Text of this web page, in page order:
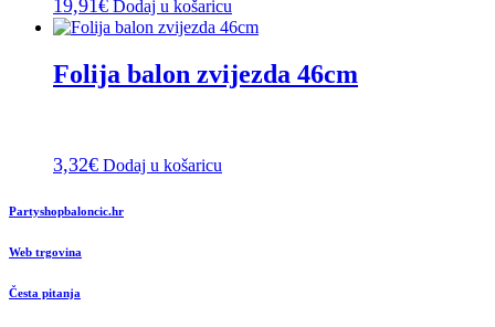
19,91€ Dodaj u košaricu
Folija balon zvijezda 46cm
3,32€ Dodaj u košaricu
Partyshopbaloncic.hr
Web trgovina
Česta pitanja